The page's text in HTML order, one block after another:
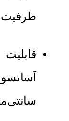
ظرفیت کابین
سانتی‌متر تا 250